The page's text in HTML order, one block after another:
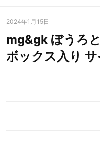
2024年1月15日
mg&gk ぼうろ
ボックス入り